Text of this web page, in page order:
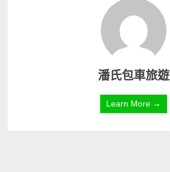
潘氏包車旅遊
Learn More →